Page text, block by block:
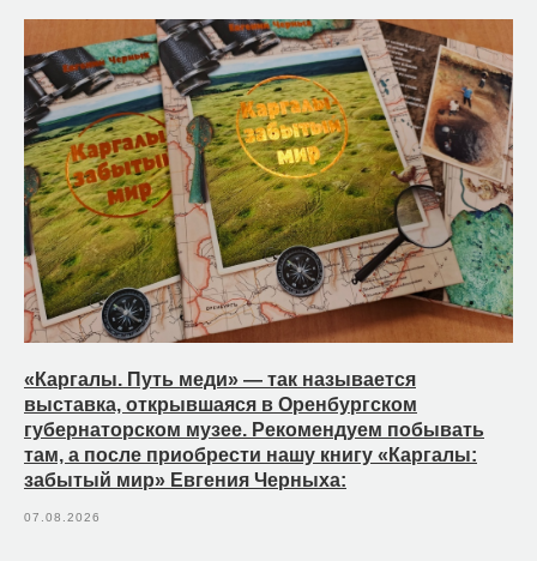
«Каргалы. Путь меди» — так называется
выставка, открывшаяся в Оренбургском
губернаторском музее. Рекомендуем побывать
там, а после приобрести нашу книгу «Каргалы:
забытый мир» Евгения Черныха:
07.08.2026